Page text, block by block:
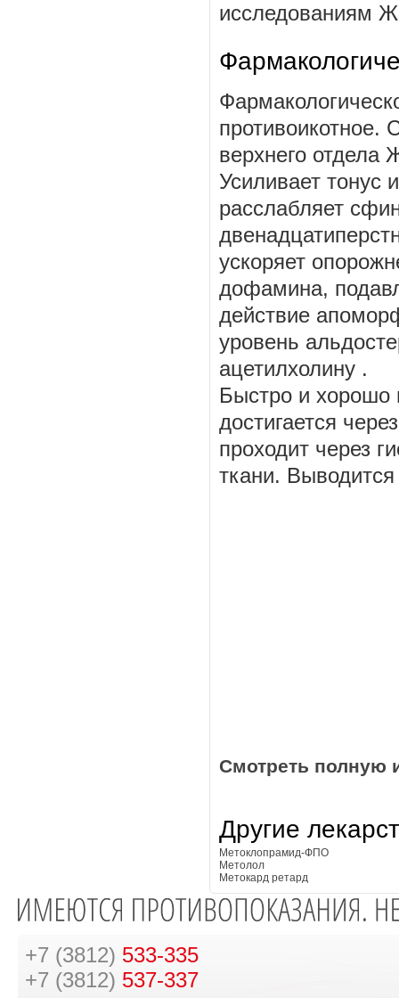
исследованиям
противоикотное.
верхнего
Усиливает тонус
расслабляет
ускоряет
дофамина,
действие
уровень
ацетилхолину .
Быстро и хорошо
достигается
проходит через
ткани.
Смотреть полную
Другие
Метоклопрамид-ФПО
Метолол
Метокард ретард
+7 (3812) 533-335
+7 (3812) 537-337